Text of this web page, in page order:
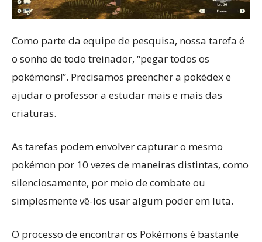
Como parte da equipe de pesquisa, nossa tarefa é
o sonho de todo treinador, “pegar todos os
pokémons!”. Precisamos preencher a pokédex e
ajudar o professor a estudar mais e mais das
criaturas.
As tarefas podem envolver capturar o mesmo
pokémon por 10 vezes de maneiras distintas, como
silenciosamente, por meio de combate ou
simplesmente vê-los usar algum poder em luta.
O processo de encontrar os Pokémons é bastante